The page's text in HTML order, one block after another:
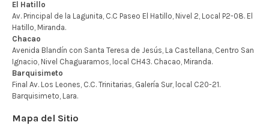
Mapa del Sitio